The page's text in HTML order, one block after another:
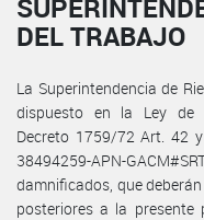
DEL TRABAJO
La Superintendencia de
dispuesto en la Ley de
Decreto 1759/72 Art. 42
38494259-APN-
damnificados, que
posteriores a la presente